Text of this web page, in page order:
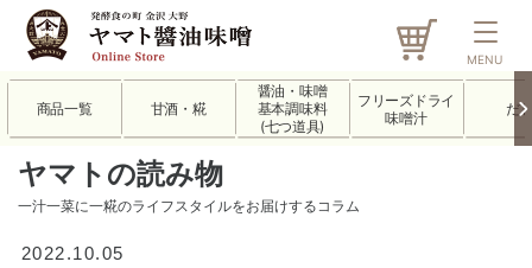
MENU
商品一覧 甘酒・糀
醤油・味噌
基本調味料
(七つ道具)
フリーズドライ
味噌汁
だ
ヤマトの読み物
一汁一菜に一糀のライフスタイルをお届けするコラム
2022.10.05